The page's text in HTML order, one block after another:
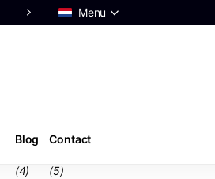
Advies van echte
Menu
Blog
(4)
Contact
(5)